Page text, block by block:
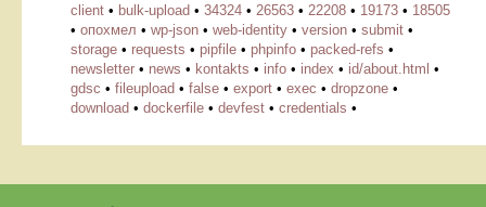
client • bulk-upload • 34324 • 26563 • 22208 • 19173 • 18505
• опохмел • wp-json • web-identity • version • submit •
storage • requests • pipfile • phpinfo • packed-refs •
newsletter • news • kontakts • info • index • id/about.html •
gdsc • fileupload • false • export • exec • dropzone •
download • dockerfile • devfest • credentials •